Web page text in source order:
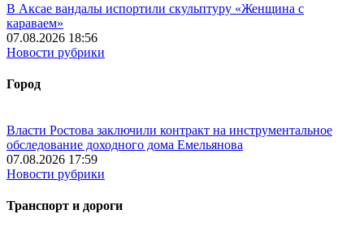
В Аксае вандалы испортили скульптуру «Женщина с
караваем»
07.08.2026 18:56
Новости рубрики
Город
Власти Ростова заключили контракт на инструментальное
обследование доходного дома Емельянова
07.08.2026 17:59
Новости рубрики
Транспорт и дороги